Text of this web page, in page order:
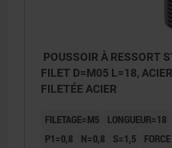
POUSSOIR À RESSORT
FILET D=M05 L=18,
FILETÉE ACIER
FILETAGE=M5 LONGUEUR=18
P1=0,8
N=0,8 S=1,5